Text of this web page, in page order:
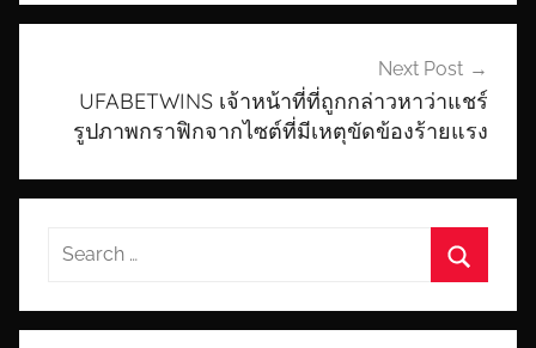
Next Post
UFABETWINS เจ้าหน้าที่ที่ถูกกล่าวหาว่าแชร์
รูปภาพกราฟิกจากไซต์ที่มีเหตุขัดข้องร้ายแรง
Search